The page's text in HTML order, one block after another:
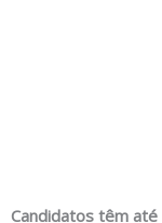
Candidatos têm